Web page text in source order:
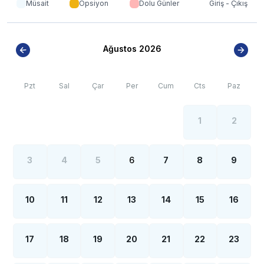
Müsait Opsiyon Dolu Günler Giriş - Çıkış
Ağustos 2026
Pzt Sal Çar Per Cum Cts Paz
1 2
3 4 5 6 7 8 9
10 11 12 13 14 15 16
17 18 19 20 21 22 23